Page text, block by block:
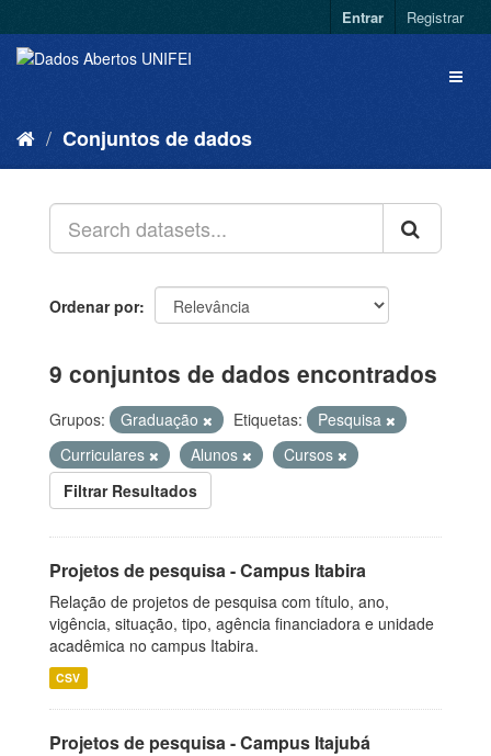
Entrar Registrar
Conjuntos de dados
Ordenar por
9 conjuntos de dados encontrados
Grupos: Graduação Etiquetas:
Pesquisa
Curriculares
Alunos
Cursos
Filtrar Resultados
Projetos de pesquisa - Campus Itabira
Relação de projetos de pesquisa com título, ano,
vigência, situação, tipo, agência financiadora e unidade
acadêmica no campus Itabira.
CSV
Projetos de pesquisa - Campus Itajubá